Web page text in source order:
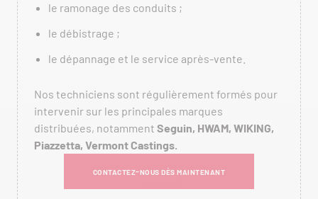
le ramonage des conduits ;
le débistrage ;
le dépannage et le service après-vente.
Nos techniciens sont régulièrement formés pour
intervenir sur les principales marques
distribuées, notamment Seguin, HWAM, WIKING,
Piazzetta, Vermont Castings.
CONTACTEZ-NOUS DÈS MAINTENANT